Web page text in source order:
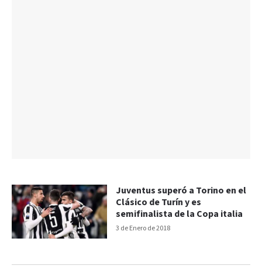
3 de Enero de 2018
Juventus superó a Torino en el
Clásico de Turín y es
semifinalista de la Copa italia